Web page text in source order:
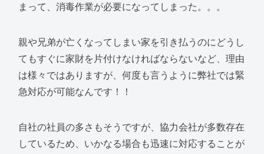
まって、消毒作業が必要になってしまった。。。
親や兄弟が亡くなってしまい家を引き払うのにどうし
てもすぐに家財を片付けなければならないなど、理由
は様々ではありますが、何度も言うように弊社では緊
急対応が可能なんです！！
自社の社員の多さもそうですが、協力会社が多数存在
しているため、いかなる場合も迅速に対応することが